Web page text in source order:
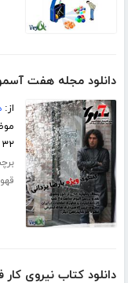
دانلود مجله هفت
از:
۳۲ صفحه
دانلود کتاب نیروی کار